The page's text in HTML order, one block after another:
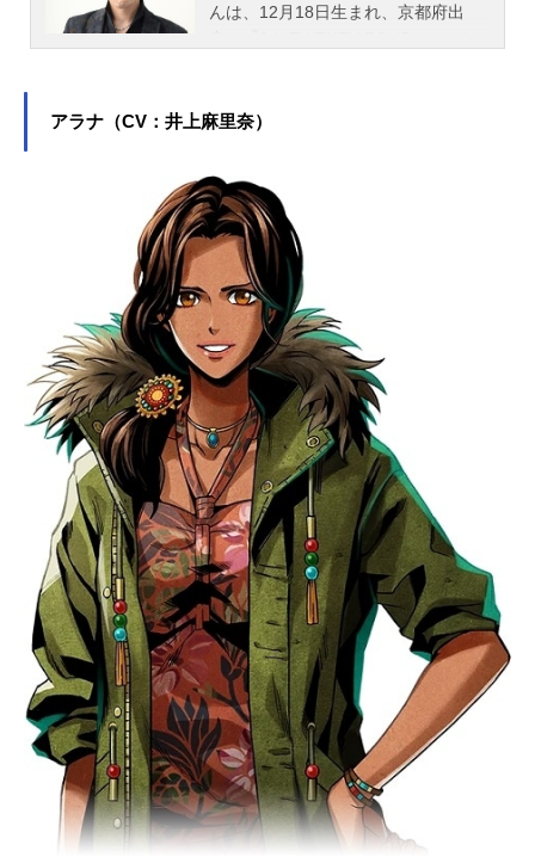
んは、12月18日生まれ、京都府出
など、人気作品のキャラクターを多
アラナ（CV：井上麻里奈）